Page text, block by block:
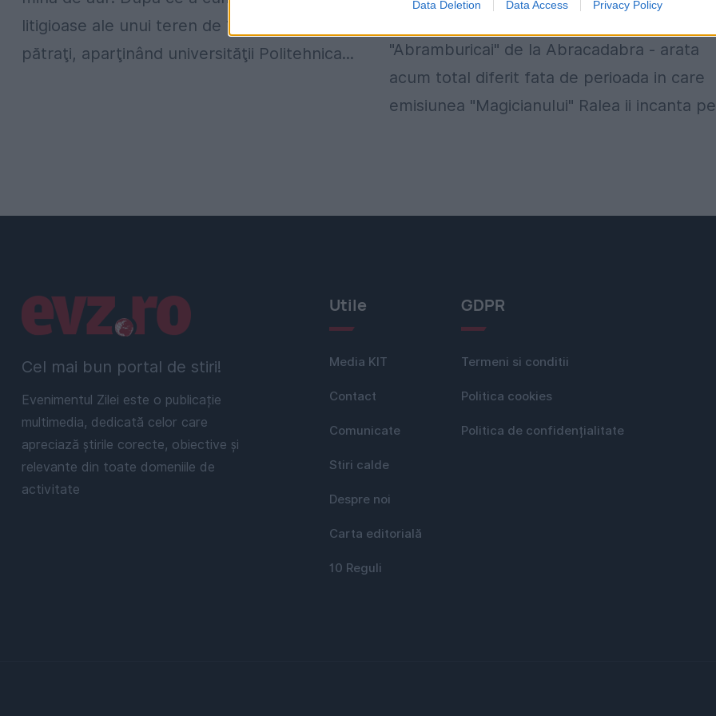
Data Deletion Data Access Privacy Policy
litigioase ale unui teren de 17 mii de metri
pătraţi, aparţinând universităţii Politehnica...
"Abramburicai" de la Abracadabra - arata
acum total diferit fata de perioada in care
emisiunea "Magicianului" Ralea ii incanta
Cel mai bun portal de stiri!
Evenimentul Zilei este o publicație
multimedia, dedicată celor care
apreciază știrile corecte, obiective și
relevante din toate domeniile de
activitate
Linkuri utile Utile
Media KIT
Contact
Comunicate
Stiri calde
Despre noi
Carta editorială
10 Reguli
GDPR
Termeni si conditii
Politica cookies
Politica de confidențialitate